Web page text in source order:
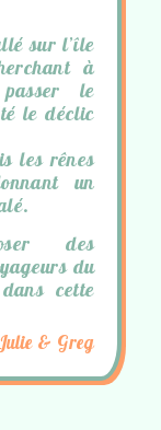
sur l’île
à
le
le déclic
les rênes
un
des
du
cette
& Greg